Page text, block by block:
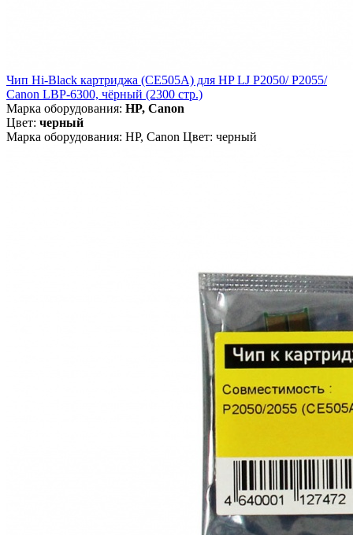
Чип Hi-Black картриджа (CE505A) для HP LJ P2050/ P2055/
Canon LBP-6300, чёрный (2300 стр.)
Марка оборудования: HP, Canon
Цвет: черный
Марка оборудования: HP, Canon Цвет: черный